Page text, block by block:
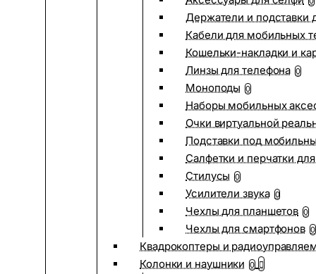
Держатели и подставки
Кабели для мобильных
Кошельки-накладки и
Линзы для телефона 0
Моноподы 0
Наборы мобильных
Очки виртуальной
Подставки под
Салфетки и перчатки
Стилусы 0
Усилители звука 0
Чехлы для планшетов 0
Чехлы для смартфонов 0
Квадрокоптеры и
Колонки и наушники 0